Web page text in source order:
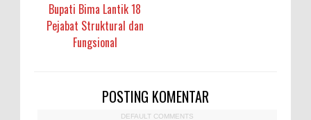
Bupati Bima Lantik 18
Pejabat Struktural dan
Fungsional
POSTING KOMENTAR
DEFAULT COMMENTS